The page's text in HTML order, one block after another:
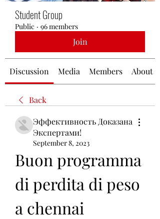
Student Group
Public · 96 members
Join
Discussion Media Members About
Back
Эффективность Доказана
Экспертами!
September 8, 2023
Buon programma
di perdita di peso
a chennai